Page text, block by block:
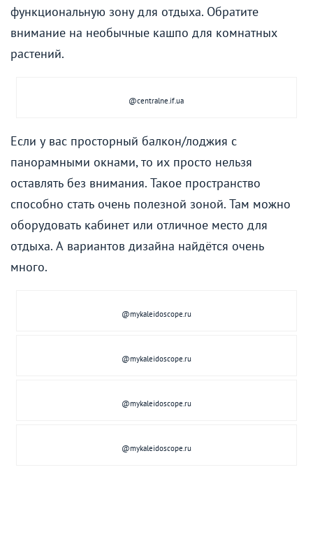
функциональную зону для отдыха. Обратите
внимание на необычные кашпо для комнатных
растений.
@centralne.if.ua
Если у вас просторный балкон/лоджия с
панорамными окнами, то их просто нельзя
оставлять без внимания. Такое пространство
способно стать очень полезной зоной. Там можно
оборудовать кабинет или отличное место для
отдыха. А вариантов дизайна найдётся очень
много.
@mykaleidoscope.ru
@mykaleidoscope.ru
@mykaleidoscope.ru
@mykaleidoscope.ru